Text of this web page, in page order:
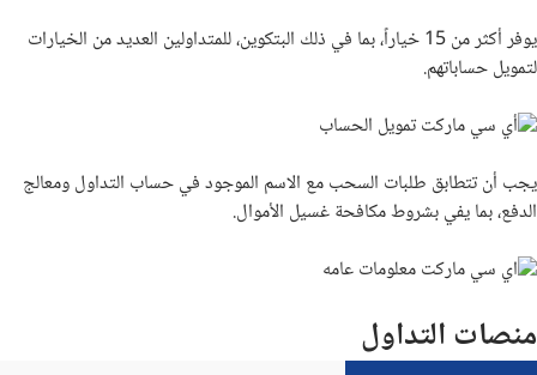
يوفر أكثر من 15 خياراً، بما في ذلك البتكوين، للمتداولين العديد من الخيارات
لتمويل حساباتهم.
يجب أن تتطابق طلبات السحب مع الاسم الموجود في حساب التداول ومعالج
الدفع، بما يفي بشروط مكافحة غسيل الأموال.
منصات التداول